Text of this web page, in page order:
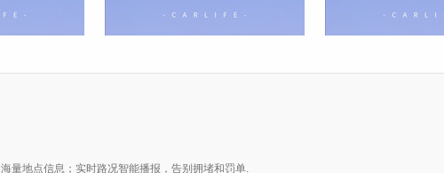
量地点信息；实时路况智能播报，告别拥堵和罚单.